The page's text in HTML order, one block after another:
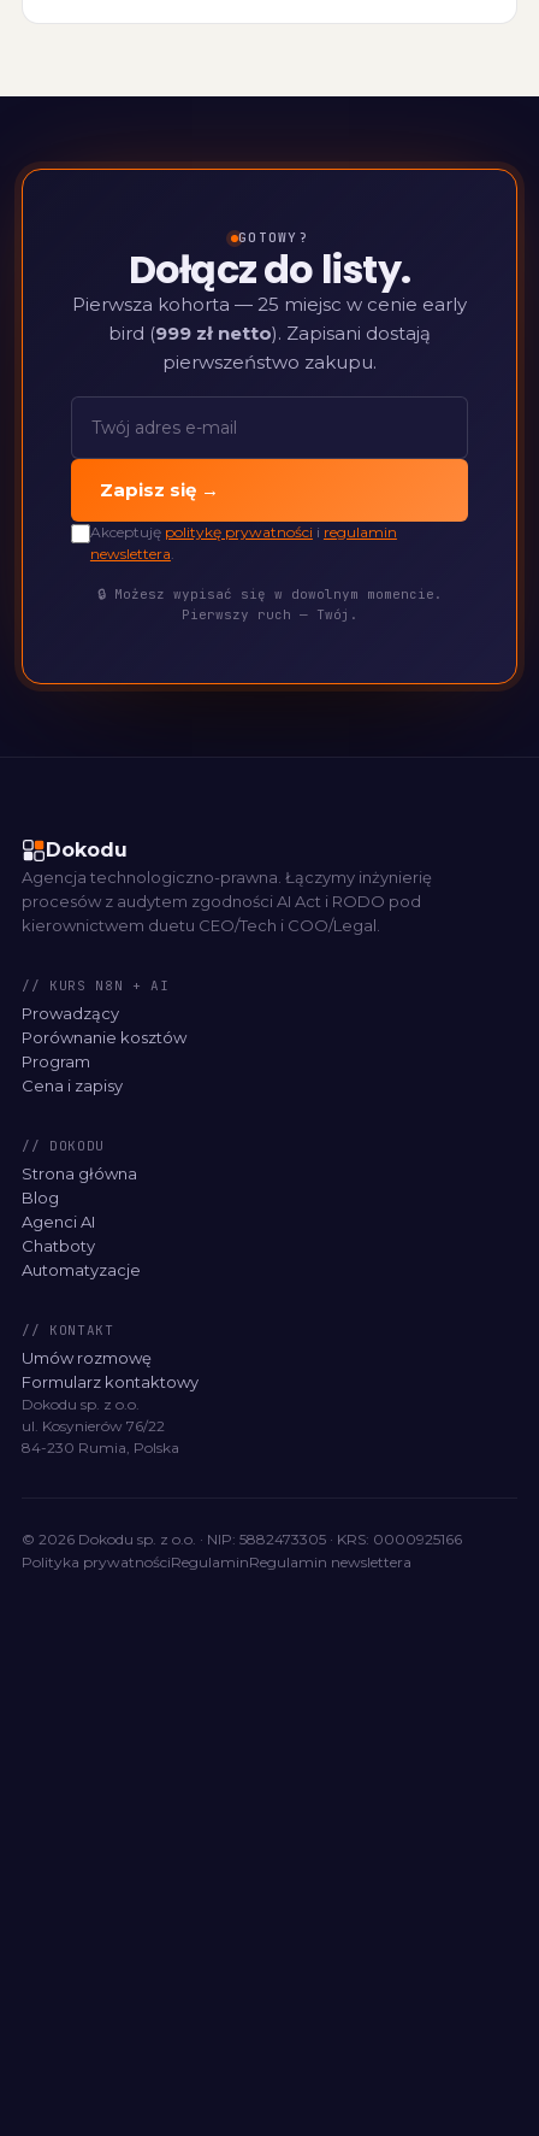
GOTOWY?
Dołącz do listy.
Pierwsza kohorta — 25 miejsc w cenie early
bird (999 zł netto). Zapisani dostają
pierwszeństwo zakupu.
Zapisz się →
Akceptuję politykę prywatności i regulamin
newslettera.
🔒 Możesz wypisać się w dowolnym momencie.
Pierwszy ruch — Twój.
Dokodu
Agencja technologiczno-prawna. Łączymy inżynierię
procesów z audytem zgodności AI Act i RODO pod
kierownictwem duetu CEO/Tech i COO/Legal.
// KURS N8N + AI
Prowadzący
Porównanie kosztów
Program
Cena i zapisy
// DOKODU
Strona główna
Blog
Agenci AI
Chatboty
Automatyzacje
// KONTAKT
Umów rozmowę
Formularz kontaktowy
Dokodu sp. z o.o.
ul. Kosynierów 76/22
84-230 Rumia, Polska
© 2026Dokodu sp. z o.o. · NIP: 5882473305 · KRS: 0000925166
Polityka prywatnościRegulaminRegulamin newslettera